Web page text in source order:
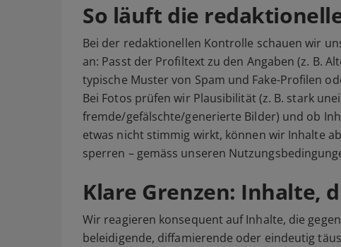
So läuft die
Bei der redaktionellen Kontrolle schauen wir
an: Passt der Profiltext zu den Angaben (z. B.
typische Muster von Spam und Fake-Profilen
Bei Fotos prüfen wir Plausibilität (z. B. stark
fremde/gefälschte/generierte Bilder) und ob
etwas nicht stimmig wirkt, können wir Inhalte
sperren – gemäss unseren
Klare Grenzen: Inhalte,
Wir reagieren konsequent auf Inhalte, die
beleidigende, diffamierende oder eindeutig